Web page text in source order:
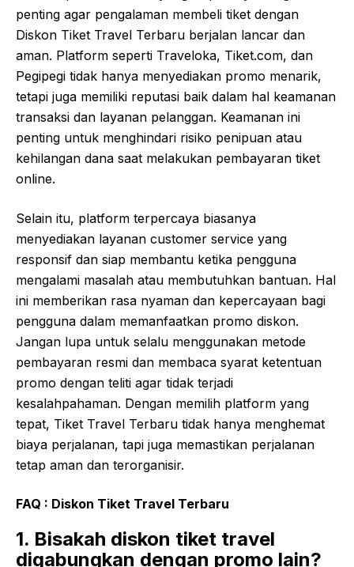
penting agar pengalaman membeli tiket dengan
Diskon Tiket Travel Terbaru berjalan lancar dan
aman. Platform seperti Traveloka, Tiket.com, dan
Pegipegi tidak hanya menyediakan promo menarik,
tetapi juga memiliki reputasi baik dalam hal keamanan
transaksi dan layanan pelanggan. Keamanan ini
penting untuk menghindari risiko penipuan atau
kehilangan dana saat melakukan pembayaran tiket
online.
Selain itu, platform terpercaya biasanya
menyediakan layanan customer service yang
responsif dan siap membantu ketika pengguna
mengalami masalah atau membutuhkan bantuan. Hal
ini memberikan rasa nyaman dan kepercayaan bagi
pengguna dalam memanfaatkan promo diskon.
Jangan lupa untuk selalu menggunakan metode
pembayaran resmi dan membaca syarat ketentuan
promo dengan teliti agar tidak terjadi
kesalahpahaman. Dengan memilih platform yang
tepat, Tiket Travel Terbaru tidak hanya menghemat
biaya perjalanan, tapi juga memastikan perjalanan
tetap aman dan terorganisir.
FAQ : Diskon Tiket Travel Terbaru
1. Bisakah diskon tiket travel
digabungkan dengan promo lain?